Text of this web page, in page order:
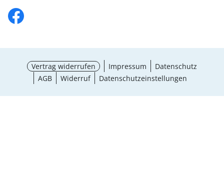
Vertrag widerrufen Impressum
Datenschutz
AGB
Widerruf Datenschutzeinstellungen